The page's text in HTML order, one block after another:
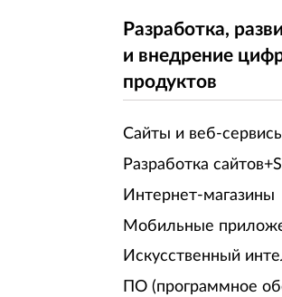
Разработка,
и внедрение
продуктов
Сайты и веб-
Разработка
Интернет-магазины
Мобильные
Искусственный
ПО (программное